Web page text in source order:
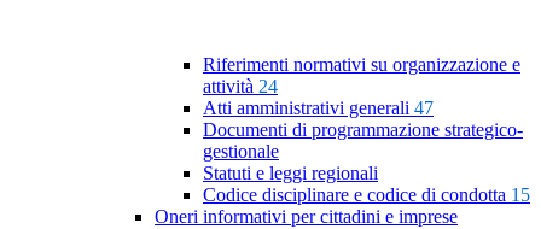
Riferimenti normativi su organizzazione e
attività 24
Atti amministrativi generali 47
Documenti di programmazione strategico-
gestionale
Statuti e leggi regionali
Codice disciplinare e codice di condotta 15
Oneri informativi per cittadini e imprese